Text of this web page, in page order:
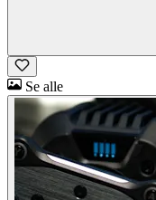
Se alle